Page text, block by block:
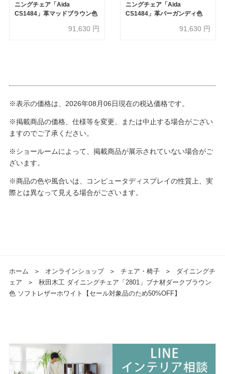
ニングチェア「Aida
CS1484」革マッドブラウン色
91,630 円
ニングチェア「Aida
CS1484」革バーガンディ色
91,630 円
※表示の価格は、2026年08月06日現在の税込価格です。
※掲載商品の価格、仕様等を変更、または中止する場合がござい
ますのでご了承ください。
※ショールームによって、掲載商品が展示されていない場合がご
ざいます。
※商品の色や風合いは、コンピュータディスプレイの性質上、実
際とは異なって見える場合がございます。
ホーム ＞ オンラインショップ ＞ チェア・椅子 ＞
ダイニングチ
ェア
＞
秋田木工 ダイニングチェア「2801」ブナ材ダークブラウン
色 ソフトレザーホワイト【セール対象品のため50%OFF】